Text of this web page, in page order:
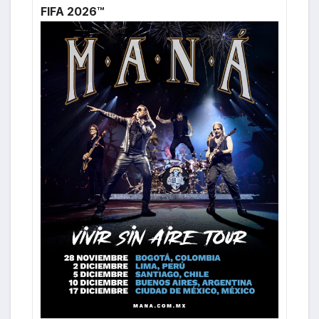
FIFA 2026™